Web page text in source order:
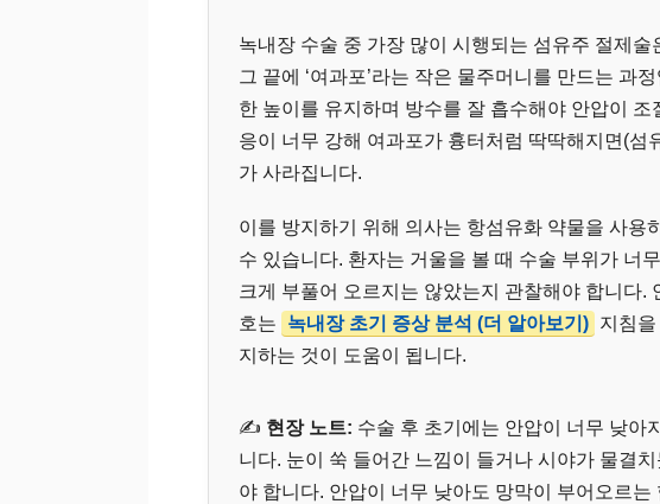
녹내장 수술 중 가장 많이 시행되는 섬유주 절제
그 끝에 ‘여과포’라는 작은 물주머니를 만드는 과
한 높이를 유지하며 방수를 잘 흡수해야 안압이
응이 너무 강해 여과포가 흉터처럼 딱딱해지면(섬
가 사라집니다.
이를 방지하기 위해 의사는 항섬유화 약물을 사용
수 있습니다. 환자는 거울을 볼 때 수술 부위가 너
크게 부풀어 오르지는 않았는지 관찰해야 합니다.
호는
녹내장 초기 증상 분석 (더 알아보기)
지침
지하는 것이 도움이 됩니다.
✍️ 현장 노트: 수술 후 초기에는 안압이 너무 낮아
니다. 눈이 쑥 들어간 느낌이 들거나 시야가 물결
야 합니다. 안압이 너무 낮아도 망막이 부어오르는